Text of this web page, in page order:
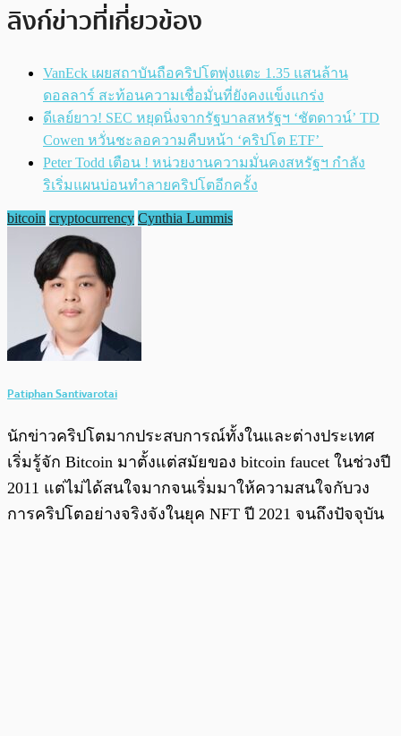
ลิงก์ข่าวที่เกี่ยวข้อง
VanEck เผยสถาบันถือคริปโตพุ่งแตะ 1.35 แสนล้าน
ดอลลาร์ สะท้อนความเชื่อมั่นที่ยังคงแข็งแกร่ง
ดีเลย์ยาว! SEC หยุดนิ่งจากรัฐบาลสหรัฐฯ ‘ชัตดาวน์’ TD
Cowen หวั่นชะลอความคืบหน้า ‘คริปโต ETF’
Peter Todd เตือน ! หน่วยงานความมั่นคงสหรัฐฯ กำลัง
ริเริ่มแผนบ่อนทำลายคริปโตอีกครั้ง
bitcoin cryptocurrency Cynthia Lummis
Patiphan Santivarotai
นักข่าวคริปโตมากประสบการณ์ทั้งในและต่างประเทศ
เริ่มรู้จัก Bitcoin มาตั้งแต่สมัยของ bitcoin faucet ในช่วงปี
2011 แต่ไม่ได้สนใจมากจนเริ่มมาให้ความสนใจกับวง
การคริปโตอย่างจริงจังในยุค NFT ปี 2021 จนถึงปัจจุบัน